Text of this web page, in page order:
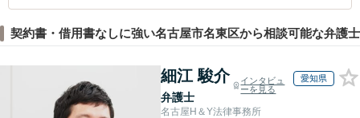
契約書・借用書なしに強い名古屋市名東区から相談可能な弁護士
細江 駿介
弁護士
インタビュ
ーを見る
愛知県
名古屋H＆Y法律事務所